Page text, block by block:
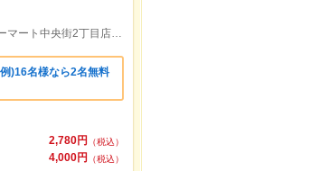
サクラヤビル2F大分駅からセントポルタ中央へ、ファミリーマート中央街2丁目店すぐ手前右手2階
)16名様なら2名無料
2,780円
（税込）
4,000円
（税込）